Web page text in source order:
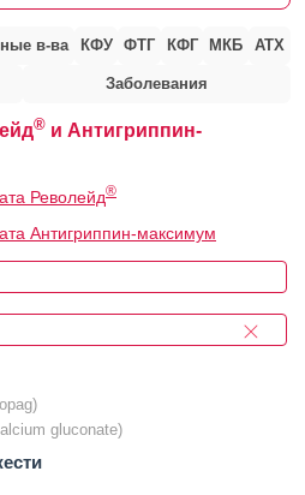
в-ва КФУ ФТГ КФГ МКБ АТХ
Заболевания
® и Антигриппин-
Револейд®
Антигриппин-максимум
gluconate)